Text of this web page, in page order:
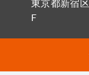
東京都新宿
F